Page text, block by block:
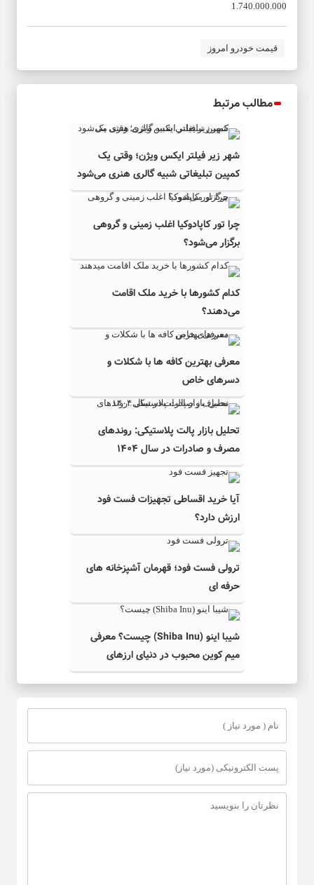
1.740.000.000
قیمت خودرو امروز
مطالب مرتبط
شهر زیر فیلتر ایکس ویژن؛ وقتی یک
کمپین تبلیغاتی شبیه گالری هنری می‌شود
چرا تور کاپادوکیا اغلب زمینی و گروهی
برگزار می‌شود؟
کدام کشورها با خرید ملک اقامت
می‌دهند؟
معرفی بهترین کافه ها با شکلات و
دسرهای خاص
تحلیل بازار پالت پلاستیکی: روندهای
مصرف و صادرات در سال ۱۴۰۴
آیا خرید اقساطی تجهیزات فست فود
ارزش دارد؟
ترولی فست فود؛ قهرمان آشپزخانه های
حرفه ای
شیبا اینو (Shiba Inu) چیست؟ معرفی
میم کوین محبوب در دنیای ارزهای
دیجیتال